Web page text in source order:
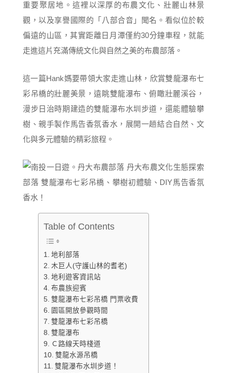
重要聚居地。這裡以深厚的布農文化、壯麗山林景
觀，以及享譽國際的「八部合音」聞名。看似位於較
偏遠的山區，其實距離日月潭僅約30分鐘車程，就能
走進這片充滿傳統文化與自然之美的布農部落。
這一篇Hank媽要帶領大家走進山林，欣賞雙龍瀑布七
彩吊橋的壯麗美景，遠眺雙龍瀑布、俯瞰壯麗溪谷，
漫步日治時期建造的雙龍瀑布水圳步道，還能體驗攀
樹、親手製作馬告香氛香水，展開一趟結合自然、文
化與多元體驗的精彩旅程。
Table of Contents
地利部落
木巨人(守護山林的耆老)
地利遊客資訊站
布農族迎賓
雙龍瀑布七彩吊橋 門票收費
園區開放參觀時間
雙龍瀑布七彩吊橋
雙龍瀑布
Ｃ路線天時棧道
雙龍水源吊橋
雙龍瀑布水圳步道！